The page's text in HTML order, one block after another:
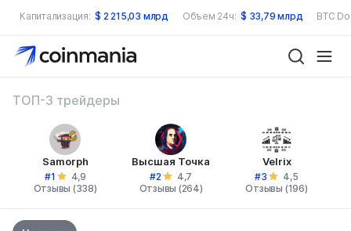
Капитализация: $ 2 215,03 млрд Объем 24ч: $ 33,79 млрд BTC
ТОП-3 трейдеры
Samorph
#1
4,9
Отзывы (338)
Высшая Точка
#2
4,7
Отзывы (264)
Velrix
#3
4,5
Отзывы (196)